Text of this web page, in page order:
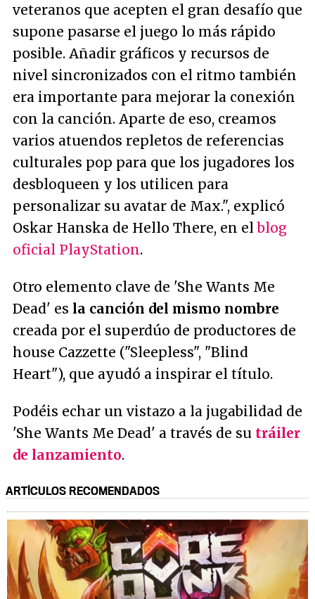
veteranos que acepten el gran desafío que
supone pasarse el juego lo más rápido
posible. Añadir gráficos y recursos de
nivel sincronizados con el ritmo también
era importante para mejorar la conexión
con la canción. Aparte de eso, creamos
varios atuendos repletos de referencias
culturales pop para que los jugadores los
desbloqueen y los utilicen para
personalizar su avatar de Max.", explicó
Oskar Hanska de Hello There, en elblog
oficial PlayStation.
Otro elemento clave de 'She Wants Me
Dead' es la canción del mismo nombre
creada por el superdúo de productores de
house Cazzette ("Sleepless", "Blind
Heart"), que ayudó a inspirar el título.
Podéis echar un vistazo a la jugabilidad de
'She Wants Me Dead' a través de su tráiler
de lanzamiento.
ARTÍCULOS RECOMENDADOS